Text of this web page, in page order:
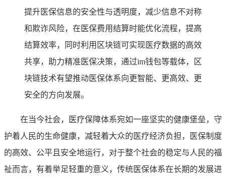
提升医保信息的安全性与透明度，减少信息不对称
和欺诈风险，在医保费用结算时能优化流程，提高
结算效率，同时利用区块链可实现医疗数据的高效
共享，助力精准医保决策，通过im钱包等载体，区
块链技术有望推动医保体系向更智能、更高效、更
安全的方向发展。
在当今社会，医疗保障体系宛如一座坚实的健康堡垒，守
护着人民的生命健康，减轻着大众的医疗经济负担，医保制度
的高效、公平且安全地运行，对于整个社会的稳定与人民的福
祉而言，有着举足轻重的意义，传统医保体系在长期的发展进